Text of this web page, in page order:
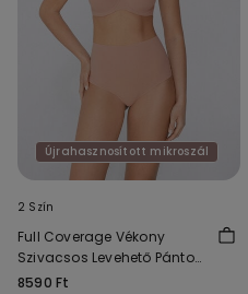
Újrahasznosított mikroszál
2 Szín
Full Coverage Vékony
Szivacsos Levehető Pántos
Melltartó Újrahasznosított
8590 Ft